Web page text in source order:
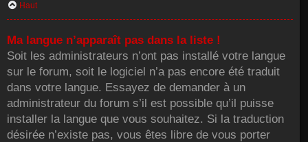
Haut
Ma langue n’apparaît pas dans la liste !
Soit les administrateurs n’ont pas installé votre langue
sur le forum, soit le logiciel n’a pas encore été traduit
dans votre langue. Essayez de demander à un
administrateur du forum s’il est possible qu’il puisse
installer la langue que vous souhaitez. Si la traduction
désirée n’existe pas, vous êtes libre de vous porter